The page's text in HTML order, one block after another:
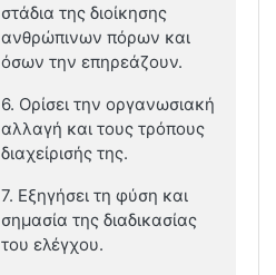
στάδια της διοίκησης
ανθρώπινων πόρων και
όσων την επηρεάζουν.
6. Ορίσει την οργανωσιακή
αλλαγή και τους τρόπους
διαχείρισής της.
7. Εξηγήσει τη φύση και
σημασία της διαδικασίας
του ελέγχου.